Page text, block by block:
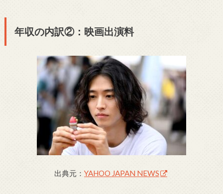
年収の内訳②：映画出演料
出典元： YAHOO JAPAN NEWS